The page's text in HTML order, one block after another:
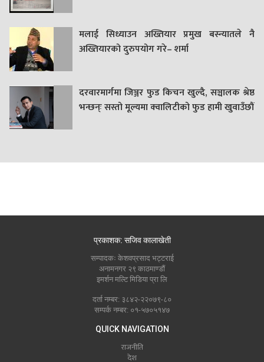
मलाई सिध्याउन अख्तियार प्रमुख बस्न्यातले नै
अख्तियारको दुरुपयोग गरे– शर्मा
दरवारमार्गमा जिञ्जर फुड किचन खुल्दै, सञ्चालक श्रेष्ठ
भन्छन्ः सस्तो मूल्यमा क्वालिटीको फुड हामी खुवाउँछौं
प्रकाशक: सजिव कालाखेती
सम्पादकः केशवप्रसाद भट्टराई
अनामनगर २९ काठमाण्डौं
इमर्शन मल्टि मिडिया प्रा लि
दर्ता नम्बर: ३८४२-२२०७९-८०
सम्पर्क नम्बर: ०१-५७०५१४७
QUICK NAVIGATION
राजनीति
देश